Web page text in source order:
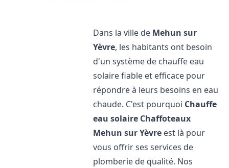
Dans la ville de Mehun sur
Yèvre, les habitants ont besoin
d'un système de chauffe eau
solaire fiable et efficace pour
répondre à leurs besoins en eau
chaude. C'est pourquoi Chauffe
eau solaire Chaffoteaux
Mehun sur Yèvre est là pour
vous offrir ses services de
plomberie de qualité. Nos